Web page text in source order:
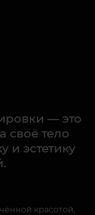
— это
своё тело
и эстетику
красотой,